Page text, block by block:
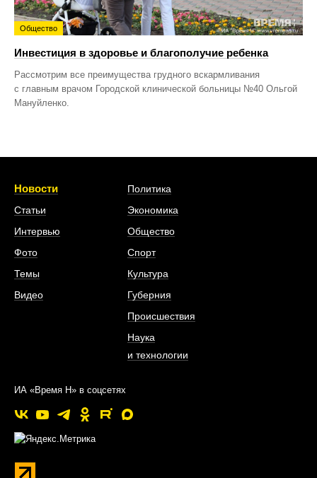
Общество
Инвестиция в здоровье и благополучие ребенка
Рассмотрим все преимущества грудного вскармливания
с главным врачом Городской клинической больницы №40 Ольгой
Мануйленко.
Новости
Статьи
Интервью
Фото
Темы
Видео
Политика
Экономика
Общество
Спорт
Культура
Губерния
Происшествия
Наука
и технологии
ИА «Время Н» в соцсетях